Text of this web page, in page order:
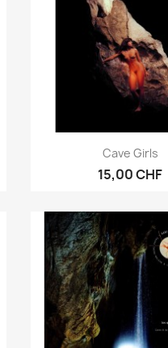
Vorschau
Cave Girls
15,00 CHF